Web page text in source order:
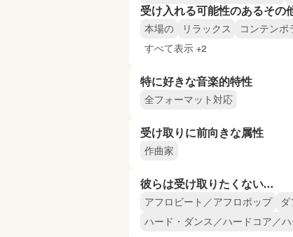
受け入れる可能性のあるその
本場の リラックス コンテンポ
すべて表示 +2
特に好きな音楽的特性
全フォーマット対応
受け取りに前向きな属性
作曲家
彼らは受け取りたくない…
アフロビート／アフロポップ
ハード・ダンス／ハードコア／